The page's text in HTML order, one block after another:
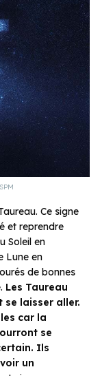
Ce signe
et reprendre
Soleil en
Lune en
de bonnes
Les Taureau
se laisser aller.
car la
se
Ils
un